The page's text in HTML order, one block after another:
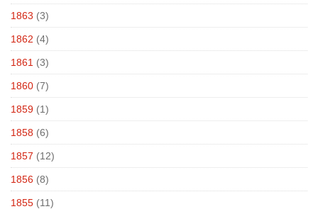
1863 (3)
1862 (4)
1861 (3)
1860 (7)
1859 (1)
1858 (6)
1857 (12)
1856 (8)
1855 (11)